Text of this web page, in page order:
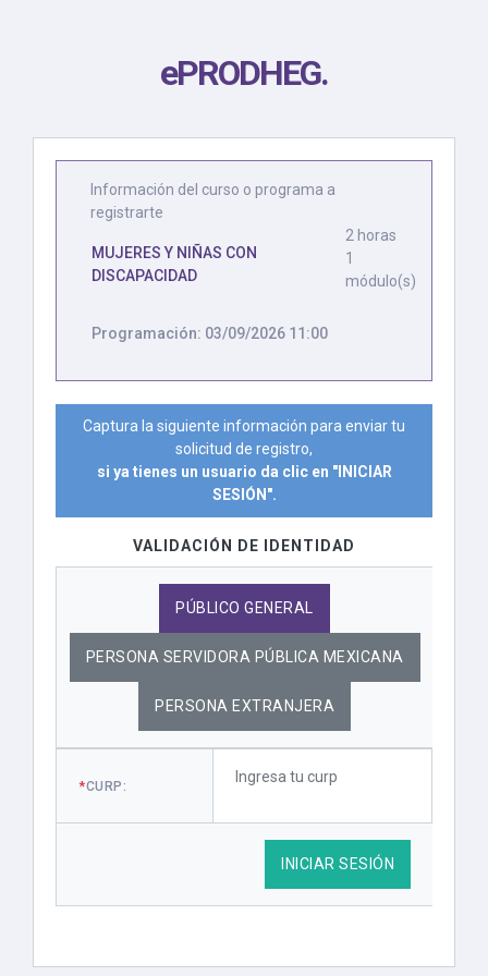
ePRODHEG.
Información del curso o programa a
registrarte
MUJERES Y NIÑAS CON
DISCAPACIDAD
2 horas
1
módulo(s)
Programación: 03/09/2026 11:00
Captura la siguiente información para enviar tu
solicitud de registro,
si ya tienes un usuario da clic en "INICIAR
SESIÓN".
VALIDACIÓN DE IDENTIDAD
PÚBLICO GENERAL
PERSONA SERVIDORA PÚBLICA MEXICANA
PERSONA EXTRANJERA
*CURP:
INICIAR SESIÓN